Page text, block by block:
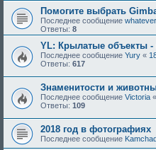
Помогите выбрать
Последнее сообщение whatever
Ответы: 8
YL: Крылатые объекты
Последнее сообщение Yury «
Ответы: 617
Знаменитости и
Последнее сообщение Victoria «
Ответы: 109
2018 год в фотографиях
Последнее сообщение